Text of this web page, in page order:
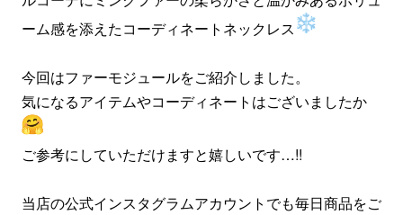
ーム感を添えたコーディネートネックレス
今回はファーモジュールをご紹介しました。
気になるアイテムやコーディネートはございましたか
ご参考にしていただけますと嬉しいです…!!
当店の公式インスタグラムアカウントでも毎日商品をご